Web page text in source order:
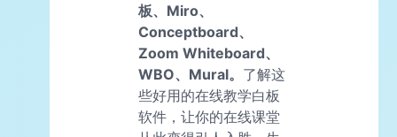
板、Miro、
Conceptboard、
Zoom Whiteboard、
WBO、Mural。 了解这
些好用的在线教学白板
软件，让你的在线课堂